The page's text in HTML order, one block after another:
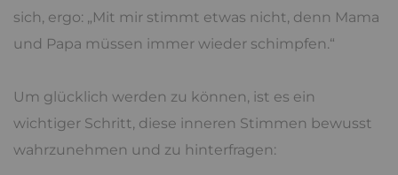
sich, ergo: „Mit mir stimmt etwas nicht, denn Mama
und Papa müssen immer wieder schimpfen.“
Um glücklich werden zu können, ist es ein
wichtiger Schritt, diese inneren Stimmen bewusst
wahrzunehmen und zu hinterfragen: